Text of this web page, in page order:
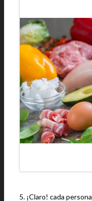
5. ¡Claro! cada